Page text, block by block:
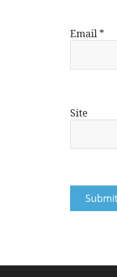
Email *
Site